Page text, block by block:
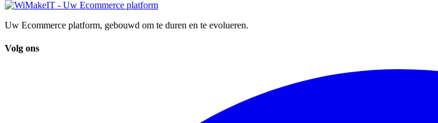
Uw Ecommerce platform, gebouwd om te duren en te evolueren.
Volg ons